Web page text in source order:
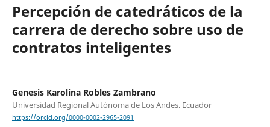
Percepción de catedráticos de la
carrera de derecho sobre uso de
contratos inteligentes
Genesis Karolina Robles Zambrano
Universidad Regional Autónoma de Los Andes. Ecuador
https://orcid.org/0000-0002-2965-2091